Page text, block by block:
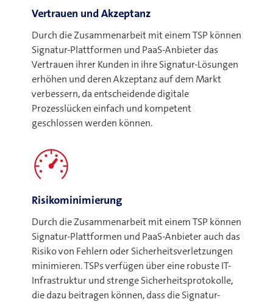
Vertrauen und Akzeptanz
Durch die Zusammenarbeit mit einem TSP können
Signatur-Plattformen und PaaS-Anbieter das
Vertrauen ihrer Kunden in ihre Signatur-Lösungen
erhöhen und deren Akzeptanz auf dem Markt
verbessern, da entscheidende digitale
Prozesslücken einfach und kompetent
geschlossen werden können.
Risikominimierung
Durch die Zusammenarbeit mit einem TSP können
Signatur-Plattformen und PaaS-Anbieter auch das
Risiko von Fehlern oder Sicherheitsverletzungen
minimieren. TSPs verfügen über eine robuste IT-
Infrastruktur und strenge Sicherheitsprotokolle,
die dazu beitragen können, dass die Signatur-